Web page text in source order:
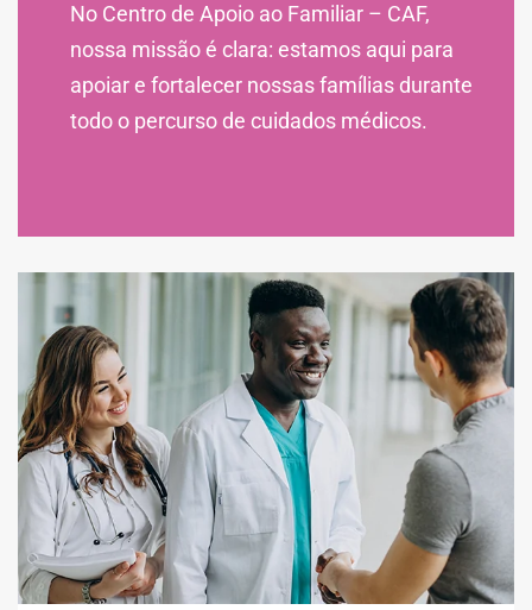
No Centro de Apoio ao Familiar – CAF,
nossa missão é clara: estamos aqui para
apoiar e fortalecer nossas famílias durante
todo o percurso de cuidados médicos.